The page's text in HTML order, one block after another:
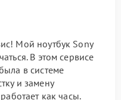
Мой ноутбук Sony
В этом сервисе
в системе
и замену
как часы.